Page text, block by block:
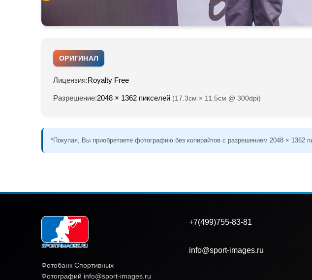
ОРИГИНАЛ
Лицензия:Royalty Free
Разрешение:2048 × 1362 пикселей (17.3см × 11.5см @ 300dpi)
*Покупая, Вы приобретаете фотографию без копирайтов с разрешением 2048 × 1362
Фотобанк Спортивных
Фотографий info@sport-images.ru
+7(499)755-83-81
info@sport-images.ru